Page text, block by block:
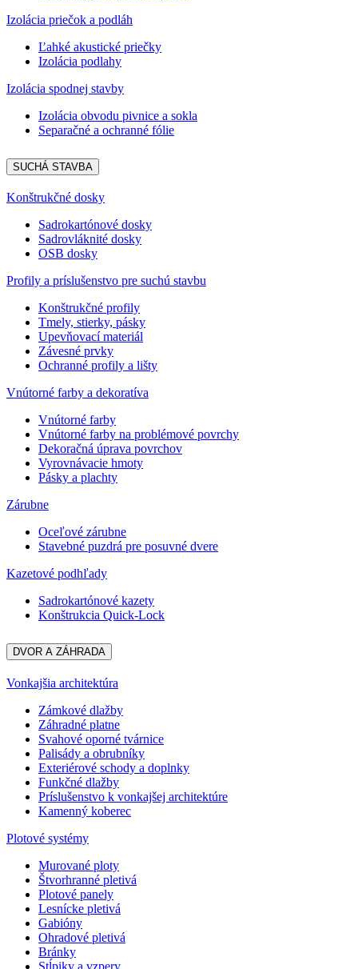
Izolácia priečok a podláh
Ľahké akustické priečky
Izolácia podlahy
Izolácia spodnej stavby
Izolácia obvodu pivnice a sokla
Separačné a ochranné fólie
SUCHÁ STAVBA
Konštrukčné dosky
Sadrokartónové dosky
Sadrovláknité dosky
OSB dosky
Profily a príslušenstvo pre suchú stavbu
Konštrukčné profily
Tmely, stierky, pásky
Upevňovací materiál
Závesné prvky
Ochranné profily a lišty
Vnútorné farby a dekoratíva
Vnútorné farby
Vnútorné farby na problémové povrchy
Dekoračná úprava povrchov
Vyrovnávacie hmoty
Pásky a plachty
Zárubne
Oceľové zárubne
Stavebné puzdrá pre posuvné dvere
Kazetové podhľady
Sadrokartónové kazety
Konštrukcia Quick-Lock
DVOR A ZÁHRADA
Vonkajšia architektúra
Zámkové dlažby
Záhradné platne
Svahové oporné tvárnice
Palisády a obrubníky
Exteriérové schody a doplnky
Funkčné dlažby
Príslušenstvo k vonkajšej architektúre
Kamenný koberec
Plotové systémy
Murované ploty
Štvorhranné pletivá
Plotové panely
Lesnícke pletivá
Gabióny
Ohradové pletivá
Bránky